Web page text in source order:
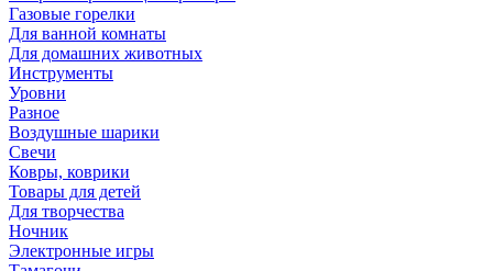
Газовые горелки
Для ванной комнаты
Для домашних животных
Инструменты
Уровни
Разное
Воздушные шарики
Свечи
Ковры, коврики
Товары для детей
Для творчества
Ночник
Электронные игры